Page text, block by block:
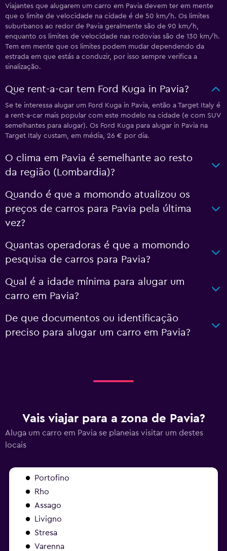
Viajantes que alugarem um carro em Pavia devem ter em mente
que o limite de velocidade na cidade é de 50 km/h. Os limites
suburbanos ao redor de Pavia geralmente são de 90 km/h,
enquanto os limites de velocidade nas rodovias são de 130 km/h.
Tem em mente que os limites podem mudar dependendo da
estrada em que estás a conduzir, por isso sempre verifica a
sinalização.
Que rent-a-car tem Ford Kuga in Pavia?
Se te interessa alugar um Ford Kuga in Pavia, então a Target Italy é
a rent-a-car mais popular com este modelo na cidade (e com SUV
semelhantes para alugar). Os Ford Kuga para alugar in Pavia na
Target Italy custam, em média, 26 € por dia.
O clima em Pavia é semelhante ao resto
da região (Lombardia)?
Quando é que a momondo atualizou os
preços de carros para Pavia pela última
vez?
Quantas operadoras é que a momondo
pesquisa de carros para Pavia?
Qual é a idade mínima para alugar um
carro em Pavia?
De que documentos ou identificação
preciso para alugar um carro em Pavia?
Vais viajar para a zona de Pavia?
Aluga um carro em Pavia se planeias visitar um destes
locais
Portofino
Rho
Assago
Livigno
Stresa
Varenna